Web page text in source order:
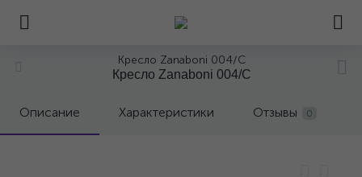
Кресло Zanaboni 004/C
Кресло Zanaboni 004/C
Описание Характеристики Отзывы 0